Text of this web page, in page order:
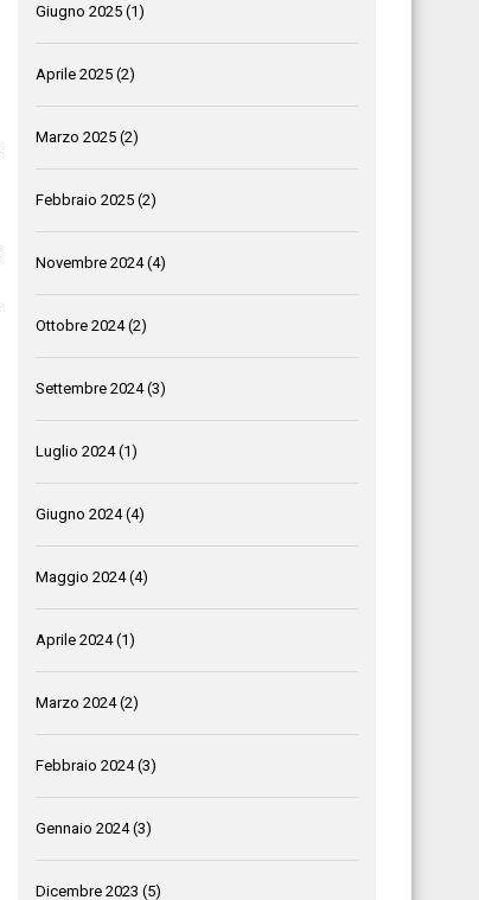
Giugno 2025 (1)
Aprile 2025 (2)
Marzo 2025 (2)
Febbraio 2025 (2)
Novembre 2024(4)
Ottobre 2024(2)
Settembre 2024(3)
Luglio 2024(1)
Giugno 2024(4)
Maggio 2024(4)
Aprile 2024(1)
Marzo 2024(2)
Febbraio 2024(3)
Gennaio 2024(3)
Dicembre 2023 (5)